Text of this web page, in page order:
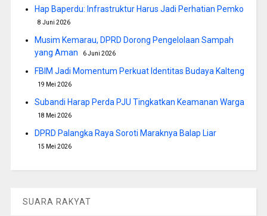
Hap Baperdu: Infrastruktur Harus Jadi Perhatian Pemko
8 Juni 2026
Musim Kemarau, DPRD Dorong Pengelolaan Sampah
yang Aman
6 Juni 2026
FBIM Jadi Momentum Perkuat Identitas Budaya Kalteng
19 Mei 2026
Subandi Harap Perda PJU Tingkatkan Keamanan Warga
18 Mei 2026
DPRD Palangka Raya Soroti Maraknya Balap Liar
15 Mei 2026
SUARA RAKYAT